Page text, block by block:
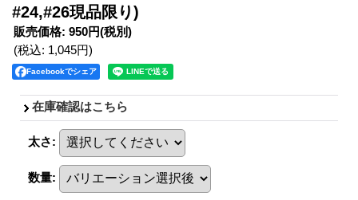
#24,#26現品限り)
販売価格: 950円(税別)
(税込: 1,045円)
Facebookでシェア
在庫確認はこちら
太さ:
数量: